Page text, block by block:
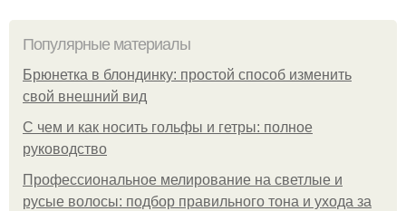
Популярные материалы
Брюнетка в блондинку: простой способ изменить
свой внешний вид
С чем и как носить гольфы и гетры: полное
руководство
Профессиональное мелирование на светлые и
русые волосы: подбор правильного тона и ухода за